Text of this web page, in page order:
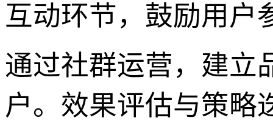
互动环节，鼓励用户
通过社群运营，建立
户。效果评估与策略